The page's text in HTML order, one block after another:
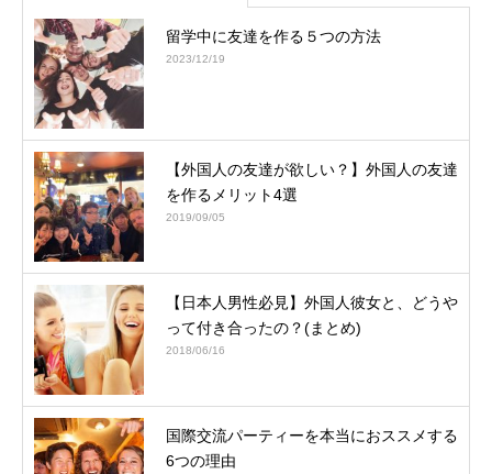
留学中に友達を作る５つの方法
2023/12/19
【外国人の友達が欲しい？】外国人の友達
を作るメリット4選
2019/09/05
【日本人男性必見】外国人彼女と、どうや
って付き合ったの？(まとめ)
2018/06/16
国際交流パーティーを本当におススメする
6つの理由